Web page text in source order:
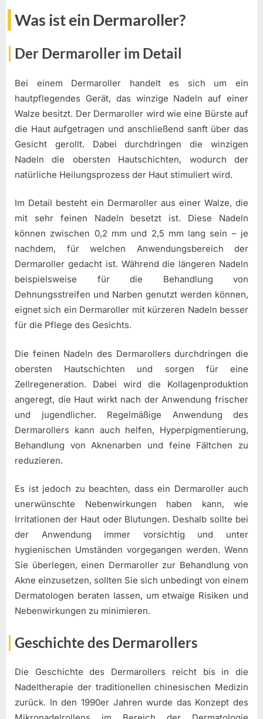
Was ist ein Dermaroller?
Der Dermaroller im Detail
Bei einem Dermaroller handelt es sich um ein
hautpflegendes Gerät, das winzige Nadeln auf einer
Walze besitzt. Der Dermaroller wird wie eine Bürste auf
die Haut aufgetragen und anschließend sanft über das
Gesicht gerollt. Dabei durchdringen die winzigen
Nadeln die obersten Hautschichten, wodurch der
natürliche Heilungsprozess der Haut stimuliert wird.
Im Detail besteht ein Dermaroller aus einer Walze, die
mit sehr feinen Nadeln besetzt ist. Diese Nadeln
können zwischen 0,2 mm und 2,5 mm lang sein – je
nachdem, für welchen Anwendungsbereich der
Dermaroller gedacht ist. Während die längeren Nadeln
beispielsweise für die Behandlung von
Dehnungsstreifen und Narben genutzt werden können,
eignet sich ein Dermaroller mit kürzeren Nadeln besser
für die Pflege des Gesichts.
Die feinen Nadeln des Dermarollers durchdringen die
obersten Hautschichten und sorgen für eine
Zellregeneration. Dabei wird die Kollagenproduktion
angeregt, die Haut wirkt nach der Anwendung frischer
und jugendlicher. Regelmäßige Anwendung des
Dermarollers kann auch helfen, Hyperpigmentierung,
Behandlung von Aknenarben und feine Fältchen zu
reduzieren.
Es ist jedoch zu beachten, dass ein Dermaroller auch
unerwünschte Nebenwirkungen haben kann, wie
Irritationen der Haut oder Blutungen. Deshalb sollte bei
der Anwendung immer vorsichtig und unter
hygienischen Umständen vorgegangen werden. Wenn
Sie überlegen, einen Dermaroller zur Behandlung von
Akne einzusetzen, sollten Sie sich unbedingt von einem
Dermatologen beraten lassen, um etwaige Risiken und
Nebenwirkungen zu minimieren.
Geschichte des Dermarollers
Die Geschichte des Dermarollers reicht bis in die
Nadeltherapie der traditionellen chinesischen Medizin
zurück. In den 1990er Jahren wurde das Konzept des